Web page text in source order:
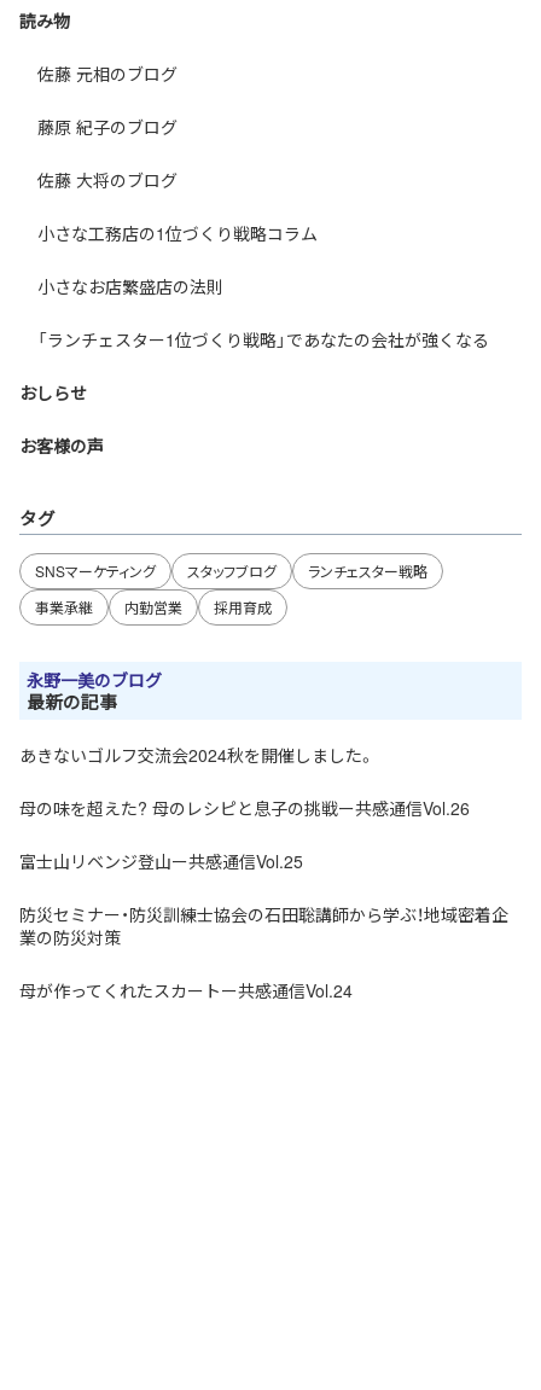
読み物
佐藤 元相のブログ
藤原 紀子のブログ
佐藤 大将のブログ
小さな工務店の1位づくり戦略コラム
小さなお店繁盛店の法則
「ランチェスター1位づくり戦略」であなたの会社が強くなる
おしらせ
お客様の声
タグ
SNSマーケティング スタッフブログ
ランチェスター戦略
事業承継
内勤営業 採用育成
永野一美のブログ
最新の記事
あきないゴルフ交流会2024秋を開催しました。
母の味を超えた? 母のレシピと息子の挑戦ー共感通信Vol.26
富士山リベンジ登山ー共感通信Vol.25
防災セミナー・防災訓練士協会の石田聡講師から学ぶ！地域密着企
業の防災対策
母が作ってくれたスカートー共感通信Vol.24